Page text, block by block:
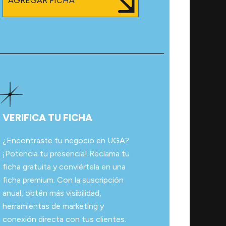
VERIFICA TU FICHA
¿Encontraste tu negocio en UGA?
¡Potencia tu presencia! Reclama tu
ficha gratuita y conviértela en una
ficha premium. Con la suscripción
anual, obtén más visibilidad,
herramientas de marketing y
conexión directa con tus clientes.